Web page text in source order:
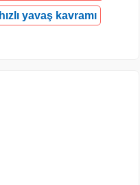
hızlı yavaş kavramı